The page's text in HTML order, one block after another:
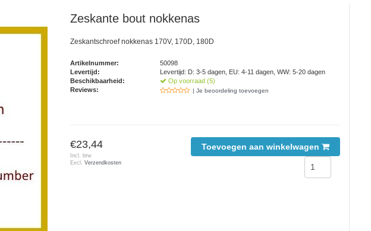
Zeskante bout nokkenas
Zeskantschroef nokkenas 170V, 170D, 180D
Artikelnummer:
50098
Levertijd:
Levertijd: D: 3-5 dagen, EU: 4-11 dagen, WW: 5-20 dagen
Beschikbaarheid:
Op voorraad (5)
Reviews:
| Je beoordeling toevoegen
€23,44
Incl. btw
Excl.Verzendkosten
Toevoegen aan winkelwagen